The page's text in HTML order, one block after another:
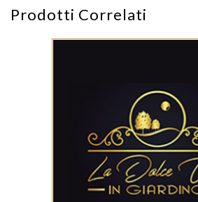
Prodotti Correlati